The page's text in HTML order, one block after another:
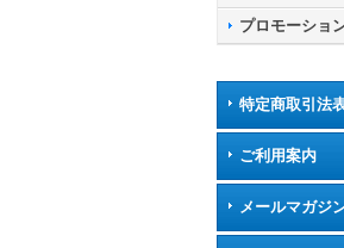
プロモーショ
特定商取引法
ご利用案内
メールマガジ